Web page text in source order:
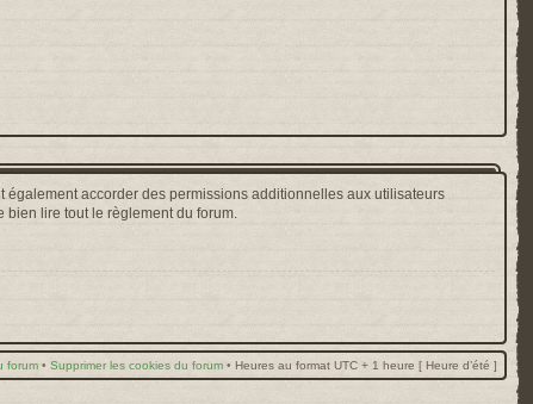
également accorder des permissions additionnelles aux utilisateurs
bien lire tout le règlement du forum.
forum • Supprimer les cookies du forum • Heures au format UTC + 1 heure [ Heure d’été ]